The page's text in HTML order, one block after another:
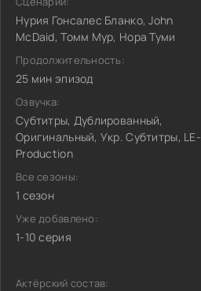
Нурия Гонсалес Бланко, John
McDaid, Томм Мур, Нора Туми
Продолжительность:
25 мин эпизод
Озвучка:
Субтитры, Дублированный,
Оригинальный, Укр. Субтитры, LE-
Production
Все сезоны:
1 сезон
Уже добавлено:
1-10 серия
Актёрский состав: